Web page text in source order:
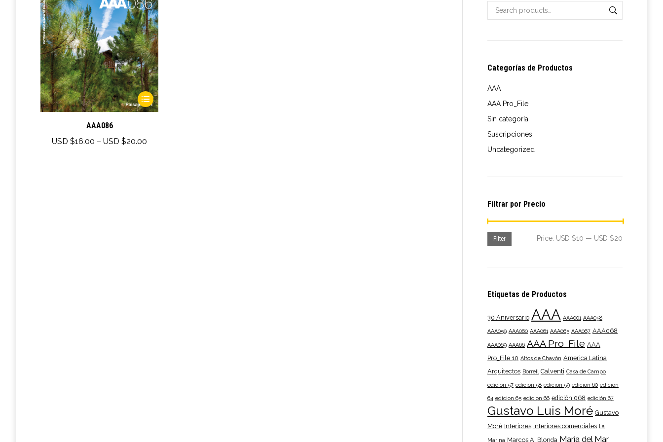
This
product
multiple
AAA086
USD $16.00 – USD $20.00
Categorías de Productos
AAA
AAA Pro_File
Sin categoría
Suscripciones
Uncategorized
Filtrar por Precio
Filter Price: USD $10 — USD $20
Etiquetas de Productos
30 Aniversario AAA AAA001 AAA058
AAA059 AAA060 AAA061 AAA065 AAA067 AAA068
AAA069 AAA66 AAA Pro_File AAA
Pro_File 10 Altos de Chavón America Latina
Arquitectos Borrell Calventi Casa de Campo
edicion 57 edicion 58 edicion 59 edicion 60 edicion
64 edicion 65 edicion 66 edición 068 edición 67
Gustavo Luis Moré Gustavo
Moré Interiores interiores comerciales La
Marina Marcos A. Blonda María del Mar